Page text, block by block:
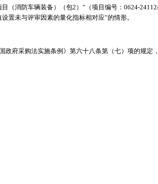
（消防车辆装备）（包2）”（项目编号：0624-
置未与评审因素的量化指标相对应”的情形。
政府采购法实施条例》第六十八条第（七）项的规定